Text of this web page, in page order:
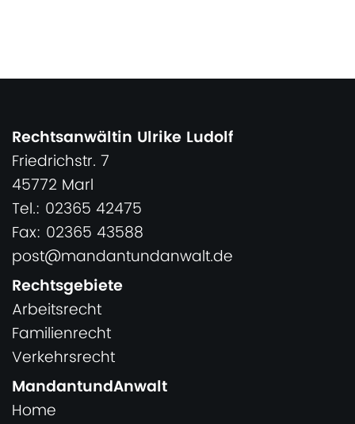
Rechtsanwältin Ulrike Ludolf
Friedrichstr. 7
45772 Marl
Tel.: 02365 42475
Fax: 02365 43588
post@mandantundanwalt.de
Rechtsgebiete
Arbeitsrecht
Familienrecht
Verkehrsrecht
MandantundAnwalt
Home